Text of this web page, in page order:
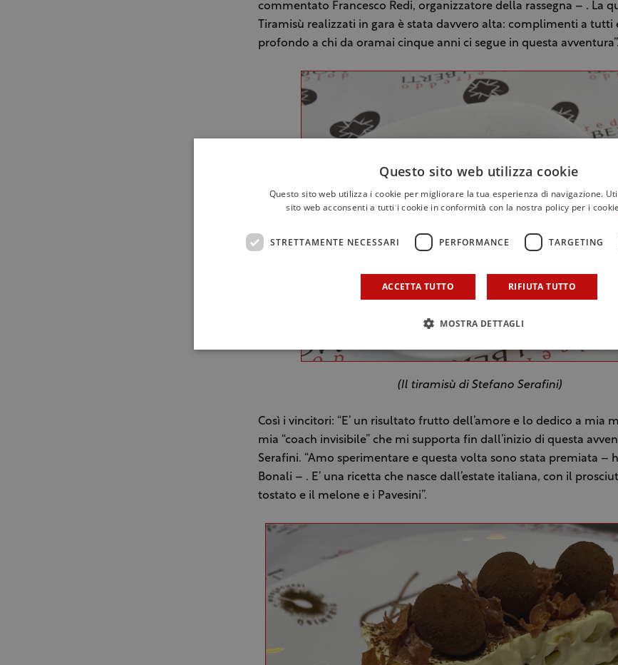
commentato Francesco Redi, organizzatore della rassegna – . La
Tiramisù realizzati in gara è stata davvero alta: complimenti a tutti
profondo a chi da oramai cinque anni ci segue in questa avventura”.
(Il tiramisù di Stefano Serafini)
Così i vincitori: “E’ un risultato frutto dell’amore e lo dedico a mia
mia “coach invisibile” che mi supporta fin dall’inizio di questa
Serafini. “Amo sperimentare e questa volta sono stata premiata –
Bonali – . E’ una ricetta che nasce dall’estate italiana, con il
tostato e il melone e i Pavesini”.
Questo sito web utilizza cookie
Questo sito web utilizza i cookie per migliorare la tua esperienza di navigazione.
sito web acconsenti a tutti i cookie in conformità con la nostra policy per i
STRETTAMENTE NECESSARI PERFORMANCE TARGETING
ACCETTA TUTTO RIFIUTA TUTTO
MOSTRA DETTAGLI